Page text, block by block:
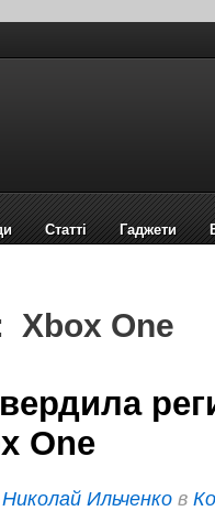
Статті Гаджети
Xbox One
One
Николай Ильченко в